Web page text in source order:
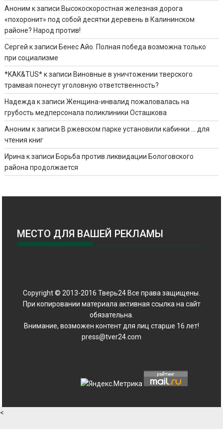
Аноним к записи Высокоскоростная железная дорога
«похоронит» под собой десятки деревень в Калининском
районе? Народ против!
Сергей к записи Бенес Айо. Полная победа возможна только
при социализме
*KAK&TUS*к записи Виновные в уничтожении тверского
трамвая понесут уголовную ответственность?
Надежда к записиЖенщина-инвалид пожаловалась на
грубость медперсонала поликлиники Осташкова
Аноним к записи В ржевском парке установили кабинки … для
чтения книг
Ирина к записи Борьба против ликвидации Бологовского
района продолжается
МЕСТО ДЛЯ ВАШЕЙ РЕКЛАМЫ
Copyright © 2013-2016 Тверь24 Все права защищены.
При копировании материала активная ссылка на сайт
обязательна.
Внимание, возможен контент для лиц старше 16 лет!
press@tver24.com
<